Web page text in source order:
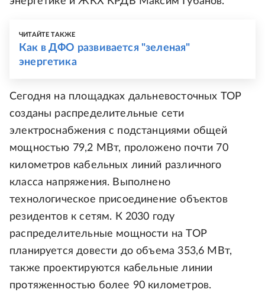
ЧИТАЙТЕ ТАКЖЕ
Как в ДФО развивается "зеленая"
энергетика
Сегодня на площадках дальневосточных ТОР
созданы распределительные сети
электроснабжения с подстанциями общей
мощностью 79,2 МВт, проложено почти 70
километров кабельных линий различного
класса напряжения. Выполнено
технологическое присоединение объектов
резидентов к сетям. К 2030 году
распределительные мощности на ТОР
планируется довести до объема 353,6 МВт,
также проектируются кабельные линии
протяженностью более 90 километров.